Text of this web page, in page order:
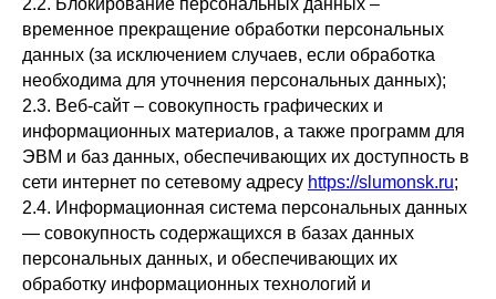
2.2. Блокирование персональных данных –
временное прекращение обработки персональных
данных (за исключением случаев, если обработка
необходима для уточнения персональных данных);
2.3. Веб-сайт – совокупность графических и
информационных материалов, а также программ для
ЭВМ и баз данных, обеспечивающих их доступность в
сети интернет по сетевому адресу https://slumonsk.ru;
2.4. Информационная система персональных данных
— совокупность содержащихся в базах данных
персональных данных, и обеспечивающих их
обработку информационных технологий и